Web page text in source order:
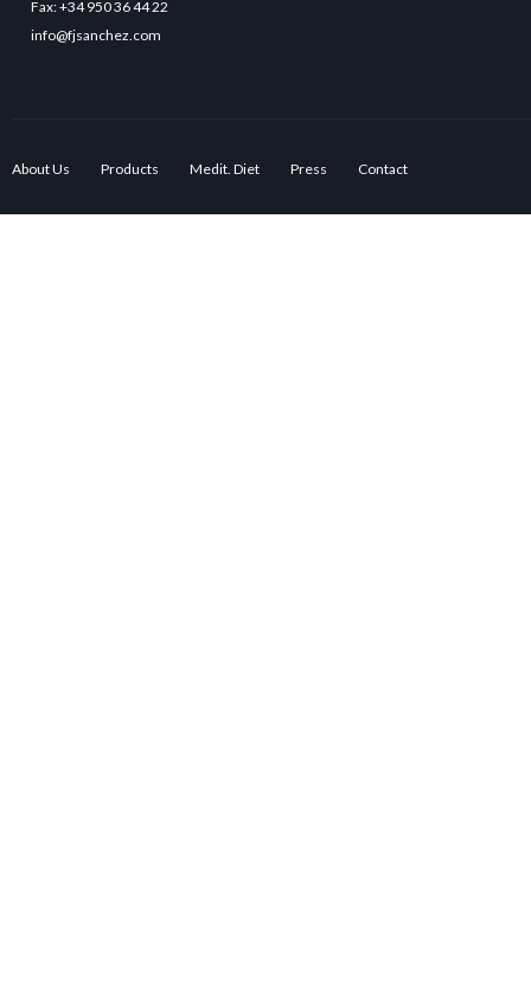
Fax: +34 950 36 44 22
info@fjsanchez.com
About Us Products Medit. Diet Press Contact